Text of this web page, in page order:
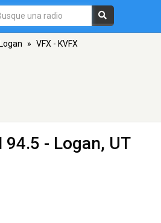
Logan » VFX - KVFX
94.5 - Logan, UT